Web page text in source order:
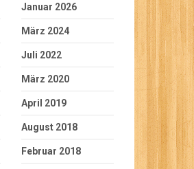
Januar 2026
März 2024
Juli 2022
März 2020
April 2019
August 2018
Februar 2018